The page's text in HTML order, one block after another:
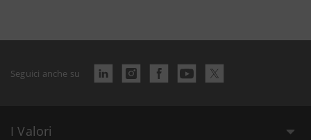
Seguici anche su
I Valori